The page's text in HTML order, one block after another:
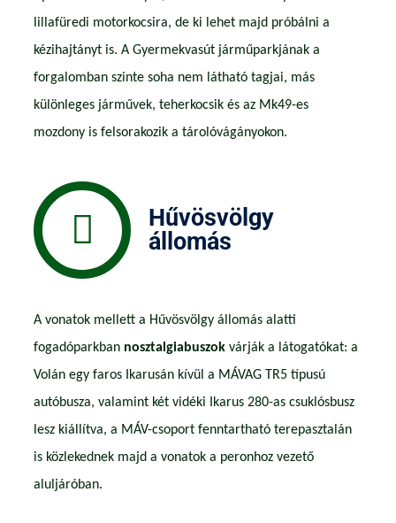
lillafüredi motorkocsira, de ki lehet majd próbálni a
kézihajtányt is. A Gyermekvasút járműparkjának a
forgalomban szinte soha nem látható tagjai, más
különleges járművek, teherkocsik és az Mk49-es
mozdony is felsorakozik a tárolóvágányokon.
Hűvösvölgy
állomás
A vonatok mellett a Hűvösvölgy állomás alatti
fogadóparkban nosztalgiabuszok várják a látogatókat: a
Volán egy faros Ikarusán kívül a MÁVAG TR5 típusú
autóbusza, valamint két vidéki Ikarus 280-as csuklósbusz
lesz kiállítva, a MÁV-csoport fenntartható terepasztalán
is közlekednek majd a vonatok a peronhoz vezető
aluljáróban.